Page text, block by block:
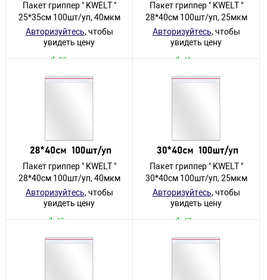
Пакет гриппер " KWELT "
25*35см 100шт/уп, 40мкм
Авторизуйтесь, чтобы
увидеть цену
33 товара
Пакет гриппер " KWELT "
28*40см 100шт/уп, 25мкм
Авторизуйтесь, чтобы
увидеть цену
49 товаров
Пакет гриппер " KWELT "
28*40см 100шт/уп, 40мкм
Авторизуйтесь, чтобы
увидеть цену
45 товаров
Пакет гриппер " KWELT "
30*40см 100шт/уп, 25мкм
Авторизуйтесь, чтобы
увидеть цену
47 товаров